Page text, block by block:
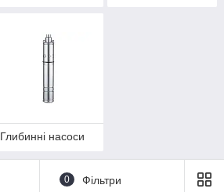
Глибинні насоси
0 Фільтри